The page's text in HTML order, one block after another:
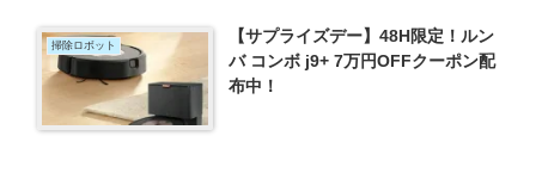
掃除ロボット
【サプライズデー】48H限定！ルン
バ コンボ j9+ 7万円OFFクーポン配
布中！